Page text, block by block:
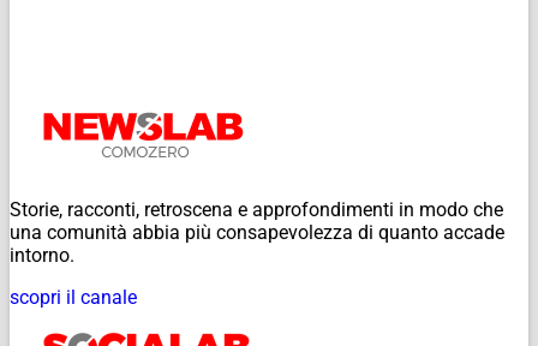
Storie, racconti, retroscena e approfondimenti in modo che
una comunità abbia più consapevolezza di quanto accade
intorno.
scopri il canale